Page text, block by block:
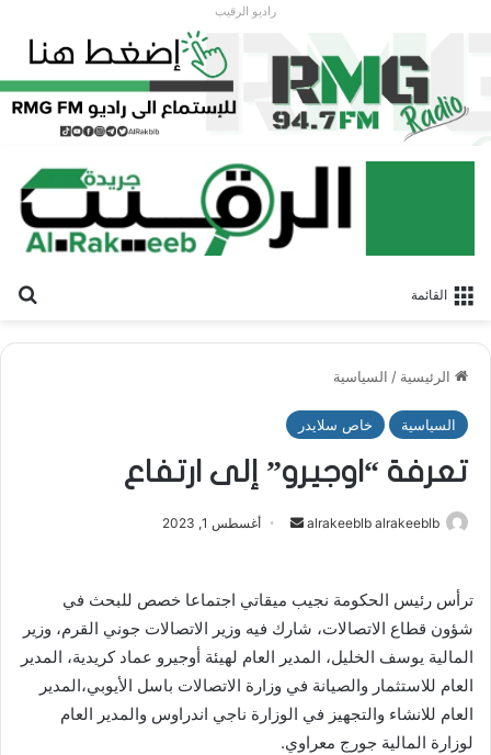
راديو الرقيب
القائمة
الرئيسية / السياسية
السياسية خاص سلايدر
تعرفة “اوجيرو” إلى ارتفاع
alrakeeblb alrakeeblb
ل
ب
ر
د
أغسطس 1, 2023
ترأس رئيس الحكومة نجيب ميقاتي اجتماعا خصص للبحث في
شؤون قطاع الاتصالات، شارك فيه وزير الاتصالات جوني القرم، وزير
المالية يوسف الخليل، المدير العام لهيئة أوجيرو عماد كريدية، المدير
العام للاستثمار والصيانة في وزارة الاتصالات باسل الأيوبي،المدير
العام للانشاء والتجهيز في الوزارة ناجي اندراوس والمدير العام
لوزارة المالية جورج معراوي.